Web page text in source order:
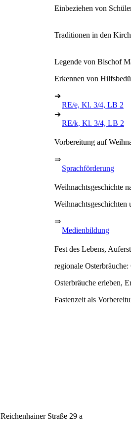
Einbeziehen von
Traditionen in den
Legende von Bischof
Erkennen von
➔
RE/e, Kl. 3/4, LB 2
➔
RE/k, Kl. 3/4, LB 2
Vorbereitung auf
⇒
Sprachförderung
Weihnachtsgeschichte
Weihnachtsgeschichten
⇒
Medienbildung
Fest des Lebens,
regionale
Osterbräuche erleben,
Fastenzeit als
Reichenhainer Straße 29 a